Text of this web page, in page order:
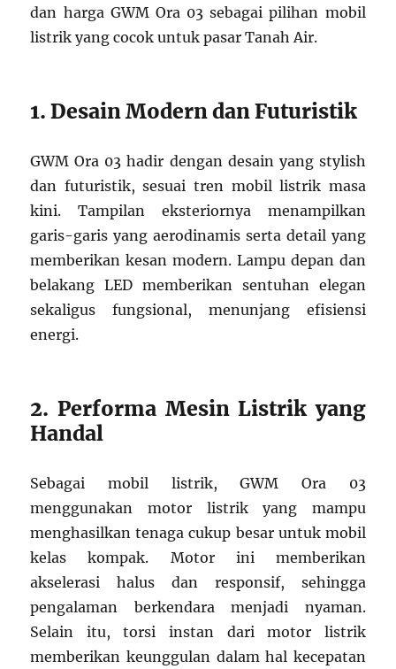
dan harga GWM Ora 03 sebagai pilihan mobil
listrik yang cocok untuk pasar Tanah Air.
1. Desain Modern dan Futuristik
GWM Ora 03 hadir dengan desain yang stylish
dan futuristik, sesuai tren mobil listrik masa
kini. Tampilan eksteriornya menampilkan
garis-garis yang aerodinamis serta detail yang
memberikan kesan modern. Lampu depan dan
belakang LED memberikan sentuhan elegan
sekaligus fungsional, menunjang efisiensi
energi.
2. Performa Mesin Listrik yang
Handal
Sebagai mobil listrik, GWM Ora 03
menggunakan motor listrik yang mampu
menghasilkan tenaga cukup besar untuk mobil
kelas kompak. Motor ini memberikan
akselerasi halus dan responsif, sehingga
pengalaman berkendara menjadi nyaman.
Selain itu, torsi instan dari motor listrik
memberikan keunggulan dalam hal kecepatan